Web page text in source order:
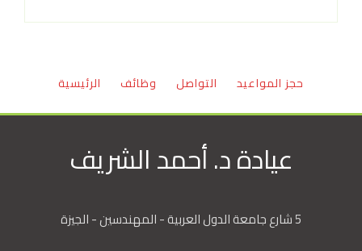
حجز المواعيد التواصل وظائف الرئيسية
عيادة د. أحمد الشريف
5 شارع جامعة الدول العربية - المهندسين - الجيزة